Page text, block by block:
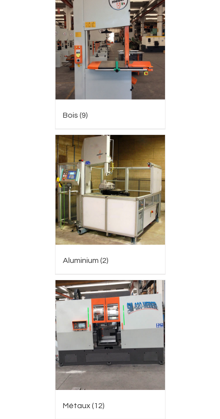
Bois (9)
Aluminium (2)
Métaux(12)